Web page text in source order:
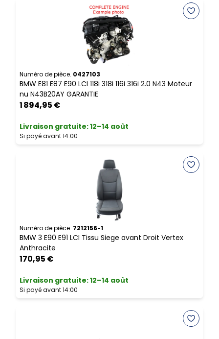
Numéro de pièce. 0427103
BMW E81 E87 E90 LCI 118i 318i 116i 316i 2.0 N43 Moteur
nu N43B20AY GARANTIE
1 894,95 €
Livraison gratuite:12–14 août
Si payé avant 14:00
Numéro de pièce. 7212156-1
BMW 3 E90 E91 LCI Tissu Siege avant Droit Vertex
Anthracite
170,95 €
Livraison gratuite:12–14 août
Si payé avant 14:00